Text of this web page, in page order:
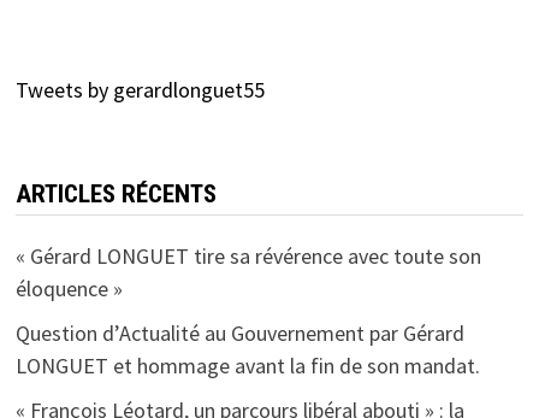
Tweets by gerardlonguet55
ARTICLES RÉCENTS
« Gérard LONGUET tire sa révérence avec toute son
éloquence »
Question d’Actualité au Gouvernement par Gérard
LONGUET et hommage avant la fin de son mandat.
« François Léotard, un parcours libéral abouti » : la